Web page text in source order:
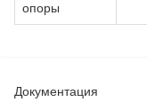
опоры
Документация